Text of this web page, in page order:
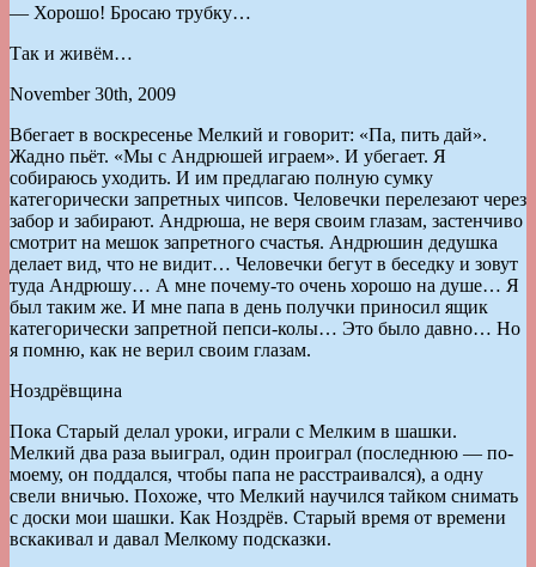
— Хорошо! Бросаю трубку…
Так и живём…
November 30th, 2009
Вбегает в воскресенье Мелкий и говорит: «Па, пить дай».
Жадно пьёт. «Мы с Андрюшей играем». И убегает. Я
собираюсь уходить. И им предлагаю полную сумку
категорически запретных чипсов. Человечки перелезают через
забор и забирают. Андрюша, не веря своим глазам, застенчиво
смотрит на мешок запретного счастья. Андрюшин дедушка
делает вид, что не видит… Человечки бегут в беседку и зовут
туда Андрюшу… А мне почему-то очень хорошо на душе… Я
был таким же. И мне папа в день получки приносил ящик
категорически запретной пепси-колы… Это было давно… Но
я помню, как не верил своим глазам.
Ноздрёвщина
Пока Старый делал уроки, играли с Мелким в шашки.
Мелкий два раза выиграл, один проиграл (последнюю — по-
моему, он поддался, чтобы папа не расстраивался), а одну
свели вничью. Похоже, что Мелкий научился тайком снимать
с доски мои шашки. Как Ноздрёв. Старый время от времени
вскакивал и давал Мелкому подсказки.